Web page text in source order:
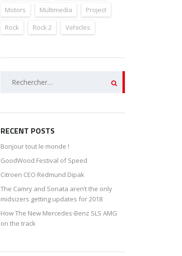
Motors
Multimedia
Project
Rock
Rock 2 Vehicles
RECENT POSTS
Bonjour tout le monde !
GoodWood Festival of Speed
Citroen CEO Redmund Dipak
The Camry and Sonata aren’t the only
midsizers getting updates for 2018
How The New Mercedes-Benz SLS AMG
on the track